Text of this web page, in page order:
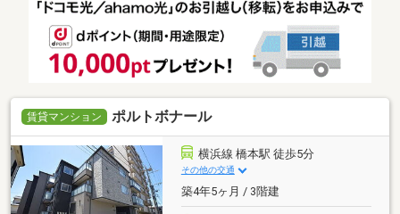
賃貸マンション ポルトボナール
横浜線 橋本駅 徒歩5分
その他の交通
築4年5ヶ月 / 3階建